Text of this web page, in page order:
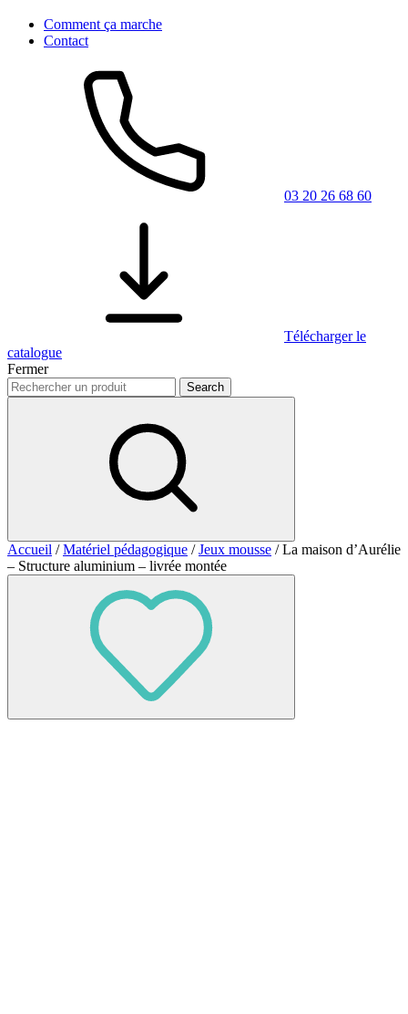
Comment ça marche
Contact
03 20 26 68 60
Télécharger le
catalogue
Fermer
Accueil /Matériel pédagogique /Jeux mousse / La maison d’Aurélie
– Structure aluminium – livrée montée